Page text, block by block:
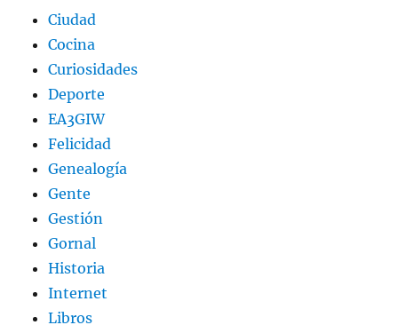
Ciudad
Cocina
Curiosidades
Deporte
EA3GIW
Felicidad
Genealogía
Gente
Gestión
Gornal
Historia
Internet
Libros